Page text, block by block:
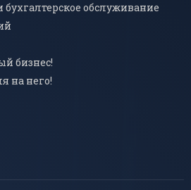
обслуживание
бизнес!
на него!